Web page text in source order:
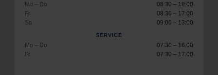
Mo – Do
08:30 – 18:00
Fr
08:30 – 17:00
Sa
09:00 – 13:00
SERVICE
Mo – Do
07:30 – 18:00
Fr
07:30 – 17:00